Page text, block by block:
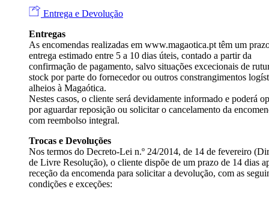
Entrega e Devolução
Entregas
As encomendas realizadas em www.magaotica.pt têm um
entrega estimado entre 5 a 10 dias úteis, contado a partir da
confirmação de pagamento, salvo situações excecionais de
stock por parte do fornecedor ou outros constrangimentos
alheios à Magaótica.
Nestes casos, o cliente será devidamente informado e poderá
por aguardar reposição ou solicitar o cancelamento da
com reembolso integral.
Trocas e Devoluções
Nos termos do Decreto-Lei n.º 24/2014, de 14 de fevereiro
de Livre Resolução), o cliente dispõe de um prazo de 14 dias
receção da encomenda para solicitar a devolução, com as
condições e exceções: